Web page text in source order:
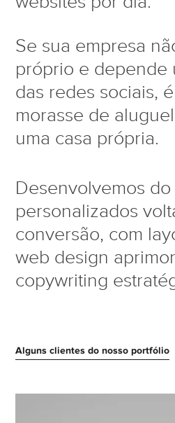
Se sua empresa
próprio e depende
das redes sociais,
morasse de
uma casa própria.
Desenvolvemos
personalizados
conversão, com
web design
copywriting
Alguns clientes do nosso portfólio